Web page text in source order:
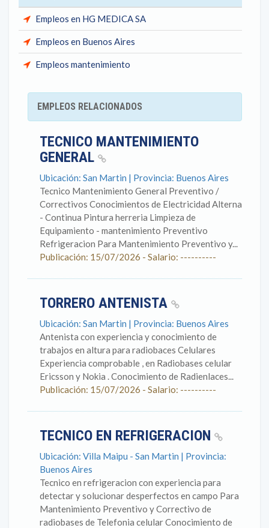
Empleos en HG MEDICA SA
Empleos en Buenos Aires
Empleos mantenimiento
EMPLEOS RELACIONADOS
TECNICO MANTENIMIENTO
GENERAL
Ubicación: San Martin | Provincia: Buenos Aires
Tecnico Mantenimiento General Preventivo /
Correctivos Conocimientos de Electricidad Alterna
- Continua Pintura herreria Limpieza de
Equipamiento - mantenimiento Preventivo
Refrigeracion Para Mantenimiento Preventivo y...
Publicación: 15/07/2026 - Salario: ----------
TORRERO ANTENISTA
Ubicación: San Martin | Provincia: Buenos Aires
Antenista con experiencia y conocimiento de
trabajos en altura para radiobaces Celulares
Experiencia comprobable , en Radiobases celular
Ericsson y Nokia . Conocimiento de Radienlaces...
Publicación: 15/07/2026 - Salario: ----------
TECNICO EN REFRIGERACION
Ubicación: Villa Maipu - San Martin | Provincia:
Buenos Aires
Tecnico en refrigeracion con experiencia para
detectar y solucionar desperfectos en campo Para
Mantenimiento Preventivo y Correctivo de
radiobases de Telefonia celular Conocimiento de